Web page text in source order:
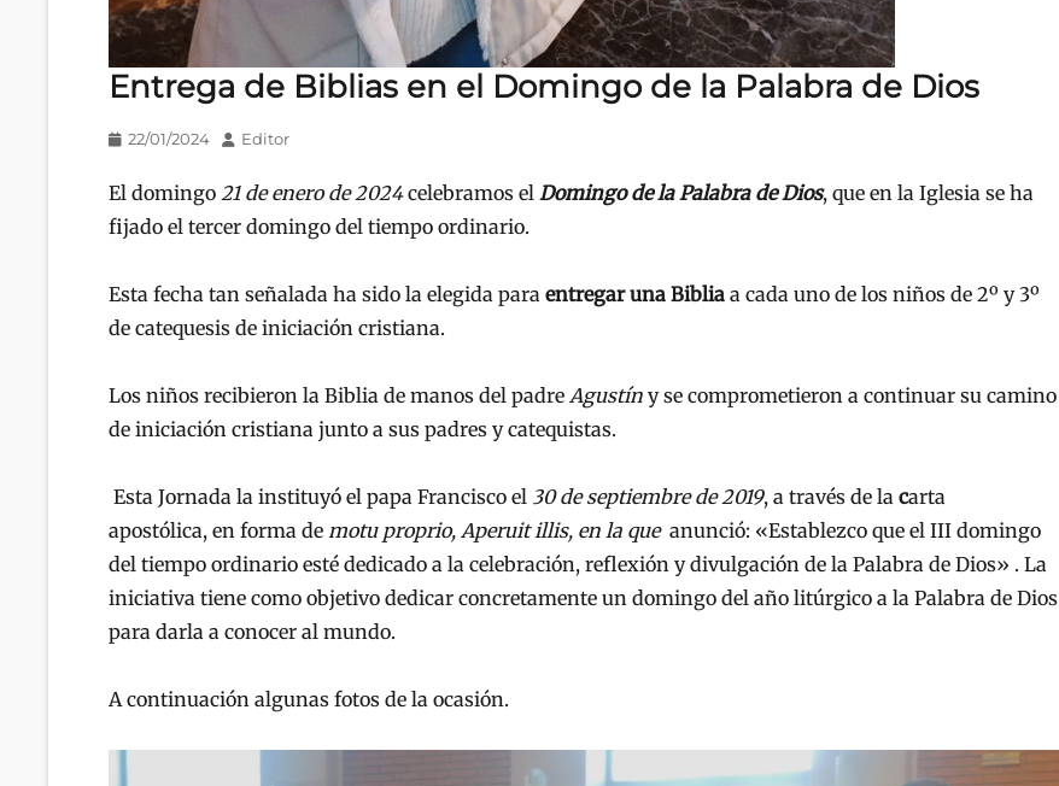
Entrega de Biblias en el Domingo de la Palabra de Dios
Publicado
22/01/2024 AutorEditor
El domingo 21 de enero de 2024celebramos el Domingo de la Palabra de Dios, que en la Iglesia se ha
fijado el tercer domingo del tiempo ordinario.
Esta fecha tan señalada ha sido la elegida para entregar una Biblia a cada uno de los niños de 2º y 3º
de catequesis de iniciación cristiana.
Los niños recibieron la Biblia de manos del padre Agustín y se comprometieron a continuar su camino
de iniciación cristiana junto a sus padres y catequistas.
Esta Jornada la instituyó el papa Francisco el 30 de septiembre de 2019, a través de la carta
apostólica, en forma de motu proprio, Aperuit illis, en la que anunció: «Establezco que el III domingo
del tiempo ordinario esté dedicado a la celebración, reflexión y divulgación de la Palabra de Dios» . La
iniciativa tiene como objetivo dedicar concretamente un domingo del año litúrgico a la Palabra de Dios
para darla a conocer al mundo.
A continuación algunas fotos de la ocasión.